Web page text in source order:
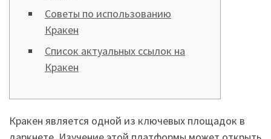
Советы по использованию
Кракен
Список актуальных ссылок на
Кракен
Кракен является одной из ключевых площадок в